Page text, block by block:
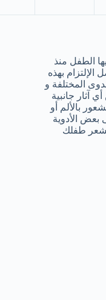
الطفل منذ
الأفضل الإلتزام بهذه
المختلفة و
آثار جانبية
بالألم أو
بعض الأدوية
يشعر طفلك